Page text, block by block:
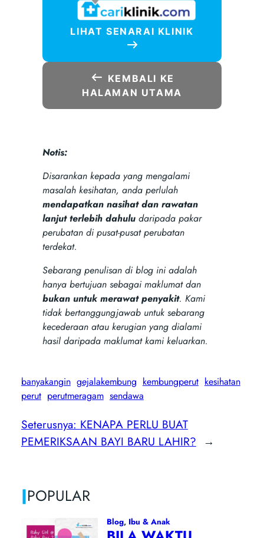
LIHAT SENARAI KLINIK
KEMBALI KE
HALAMAN UTAMA
Notis:
Disarankan kepada yang mengalami
masalah kesihatan, anda perlulah
mendapatkan nasihat dan rawatan
lanjut terlebih dahuludaripada pakar
perubatan di pusat-pusat perubatan
terdekat.
Sebarang penulisan di blog ini adalah
hanya bertujuan sebagai maklumat dan
bukan untuk merawat penyakit. Kami
tidak bertanggungjawab untuk sebarang
kecederaan atau kerugian yang dialami
hasil daripada maklumat kami keluarkan.
banyakangin gejalakembung kembungperut kesihatan
perut perutmeragam sendawa
Seterusnya: KENAPA PERLU BUAT
PEMERIKSAAN BAYI BARU LAHIR? →
|POPULAR